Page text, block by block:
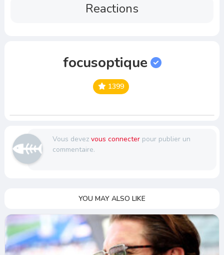
Reactions
focusoptique
1399
Vous devez vous connecterpour publier un
commentaire.
YOU MAY ALSO LIKE